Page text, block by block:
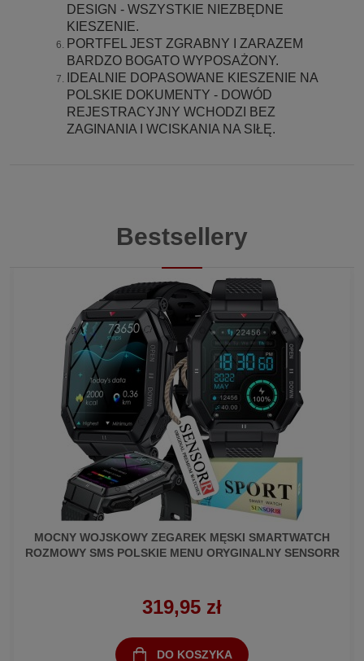
DESIGN - WSZYSTKIE NIEZBĘDNE
KIESZENIE.
PORTFEL JEST ZGRABNY I ZARAZEM
BARDZO BOGATO WYPOSAŻONY.
IDEALNIE DOPASOWANE KIESZENIE NA
POLSKIE DOKUMENTY - DOWÓD
REJESTRACYJNY WCHODZI BEZ
ZAGINANIA I WCISKANIA NA SIŁĘ.
Bestsellery
MOCNY WOJSKOWY ZEGAREK MĘSKI SMARTWATCH
ROZMOWY SMS POLSKIE MENU ORYGINALNY SENSORR
319,95 zł
DO KOSZYKA